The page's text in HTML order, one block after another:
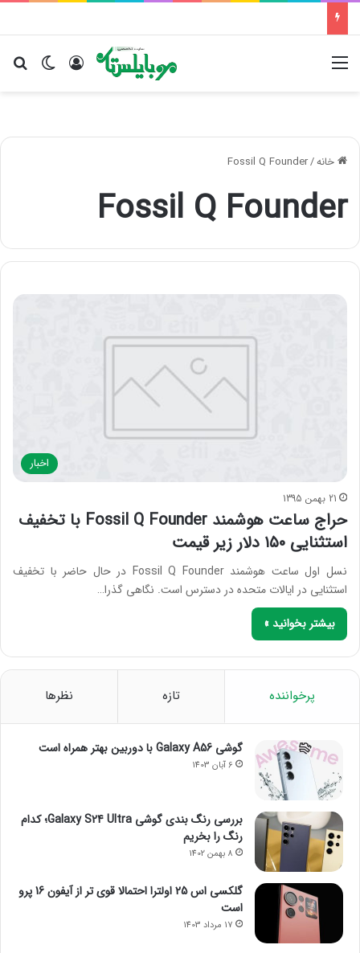
تغییر ورود
خانه/
Fossil Q Founder
Fossil Q Founder
اخبار
21 بهمن 1395
حراج ساعت هوشمند Fossil Q Founder با تخفیف
استثنایی ۱۵۰ دلار زیر قیمت
نسل اول ساعت هوشمند Fossil Q Founder در حال حاضر با تخفیف
استثنایی در ایالات متحده در دسترس است. نگاهی گذرا…
بیشتر بخوانید »
پرخواننده تازه نظرها
گوشی Galaxy A56 با دوربین بهتر همراه است
6 آبان 1403
بررسی رنگ بندی گوشی Galaxy S24 Ultra؛ کدام
رنگ را بخریم
8 بهمن 1402
گلکسی اس 25 اولترا احتمالا قوی تر از آیفون 16 پرو
است
17 مرداد 1403